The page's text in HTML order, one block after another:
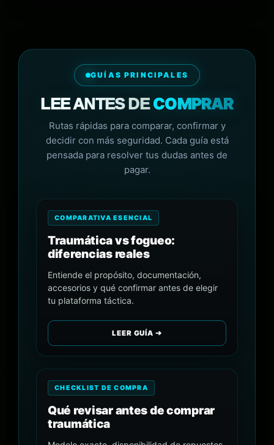
GUÍAS PRINCIPALES
LEE ANTES DECOMPRAR
Rutas rápidas para comparar, confirmar y
decidir con más seguridad. Cada guía está
pensada para resolver tus dudas antes de
pagar.
COMPARATIVA ESENCIAL
Traumática vs fogueo:
diferencias reales
Entiende el propósito, documentación,
accesorios y qué confirmar antes de elegir
tu plataforma táctica.
LEER GUÍA ➔
CHECKLIST DE COMPRA
Qué revisar antes de comprar
traumática